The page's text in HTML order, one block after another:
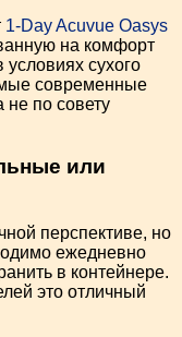
1-Day Acuvue Oasys
на комфорт
сухого
современные
по совету
или
перспективе, но
ежедневно
в контейнере.
это отличный